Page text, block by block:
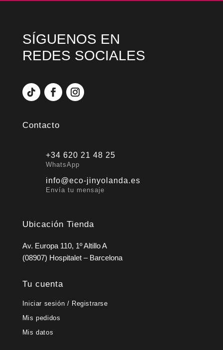
SÍGUENOS EN
REDES SOCIALES
Contacto
+34 620 21 48 25
WhatsApp
info@eco-jinyolanda.es
Envía tu mensaje
Ubicación Tienda
Av. Europa 110, 1º Altillo A
(08907) Hospitalet – Barcelona
Tu cuenta
Iniciar sesión / Registrarse
Mis pedidos
Mis datos